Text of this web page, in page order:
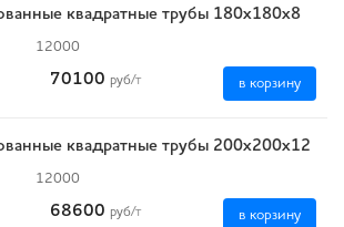
квадратные трубы 180x180x8
12000
70100 руб/т в корзину
квадратные трубы 200x200x12
12000
68600 руб/т в корзину